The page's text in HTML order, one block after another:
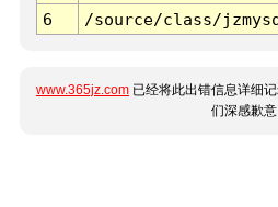
6
/source/class/
www.365jz.com 已经将此出错信息详细
们深感歉